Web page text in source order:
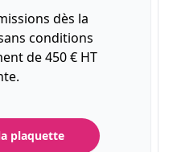
dès la
conditions
de 450 € HT
plaquette